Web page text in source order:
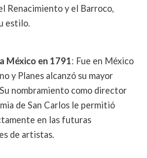
Renacimiento y el Barroco,
estilo.
México en 1791: Fue en México
y Planes alcanzó su mayor
nombramiento como director
de San Carlos le permitió
en las futuras
de artistas.